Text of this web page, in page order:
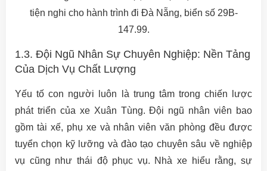
tiện nghi cho hành trình đi Đà Nẵng, biển số 29B-
147.99.
1.3. Đội Ngũ Nhân Sự Chuyên Nghiệp: Nền Tảng
Của Dịch Vụ Chất Lượng
Yếu tố con người luôn là trung tâm trong chiến lược
phát triển của xe Xuân Tùng. Đội ngũ nhân viên bao
gồm tài xế, phụ xe và nhân viên văn phòng đều được
tuyển chọn kỹ lưỡng và đào tạo chuyên sâu về nghiệp
vụ cũng như thái độ phục vụ. Nhà xe hiểu rằng, sự